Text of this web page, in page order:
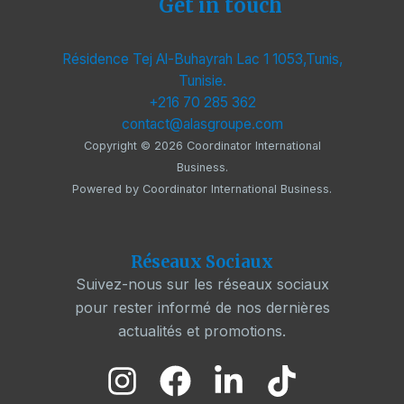
Get in touch
Résidence Tej Al-Buhayrah Lac 1 1053,Tunis,
Tunisie.
+216 70 285 362
contact@alasgroupe.com
Copyright © 2026 Coordinator International
Business.
Powered by Coordinator International Business.
Réseaux Sociaux
Suivez-nous sur les réseaux sociaux
pour rester informé de nos dernières
actualités et promotions.